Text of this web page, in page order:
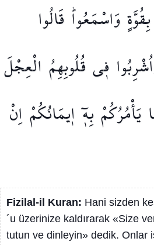
بِقُوَّةٍوَاسْمَعُواۜ قَالُوا
ف۪ي قُلُوبِهِمُ الْعِجْلَ
يَأْمُرُكُمْبِه۪ٓ ا۪يمَانُكُمْاِنْ
Fizilal-il Kuran: Hani sizden
´u üzerinize kaldırarak «Size
tutun ve dinleyin» dedik. Onlar